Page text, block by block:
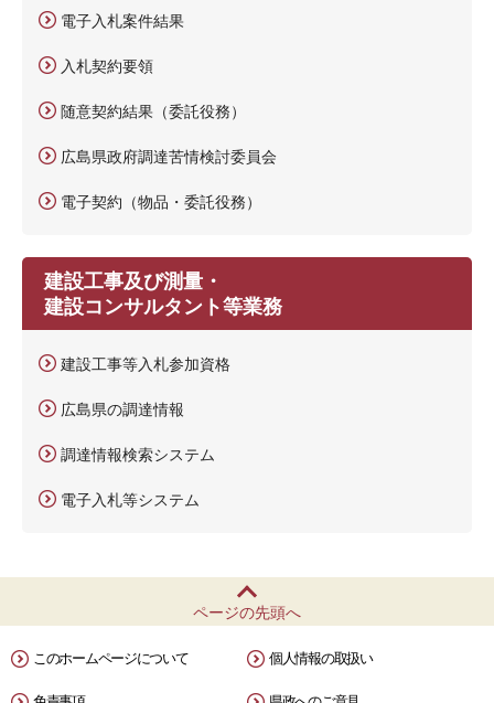
電子入札案件結果
入札契約要領
随意契約結果（委託役務）
広島県政府調達苦情検討委員会
電子契約（物品・委託役務）
建設工事及び測量・
建設コンサルタント等業務
建設工事等入札参加資格
広島県の調達情報
調達情報検索システム
電子入札等システム
ページの先頭へ
このホームページについて 個人情報の取扱い